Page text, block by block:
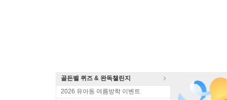
골든벨 퀴즈 & 완독챌린지
2026 유아동 여름방학 이벤트